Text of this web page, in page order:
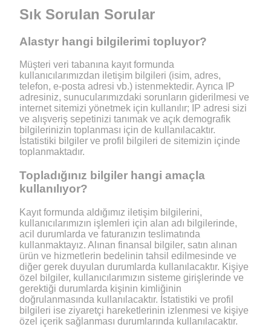
Sık Sorulan Sorular
Alastyr hangi bilgilerimi topluyor?
Müşteri veri tabanına kayıt formunda
kullanıcılarımızdan iletişim bilgileri (isim, adres,
telefon, e-posta adresi vb.) istenmektedir. Ayrıca IP
adresiniz, sunucularımızdaki sorunların giderilmesi ve
internet sitemizi yönetmek için kullanılır; IP adresi sizi
ve alışveriş sepetinizi tanımak ve açık demografik
bilgilerinizin toplanması için de kullanılacaktır.
İstatistiki bilgiler ve profil bilgileri de sitemizin içinde
toplanmaktadır.
Topladığınız bilgiler hangi amaçla
kullanılıyor?
Kayıt formunda aldığımız iletişim bilgilerini,
kullanıcılarımızın işlemleri için alan adı bilgilerinde,
acil durumlarda ve faturanızın teslimatında
kullanmaktayız. Alınan finansal bilgiler, satın alınan
ürün ve hizmetlerin bedelinin tahsil edilmesinde ve
diğer gerek duyulan durumlarda kullanılacaktır. Kişiye
özel bilgiler, kullanıcılarımızın sisteme girişlerinde ve
gerektiği durumlarda kişinin kimliğinin
doğrulanmasında kullanılacaktır. İstatistiki ve profil
bilgileri ise ziyaretçi hareketlerinin izlenmesi ve kişiye
özel içerik sağlanması durumlarında kullanılacaktır.